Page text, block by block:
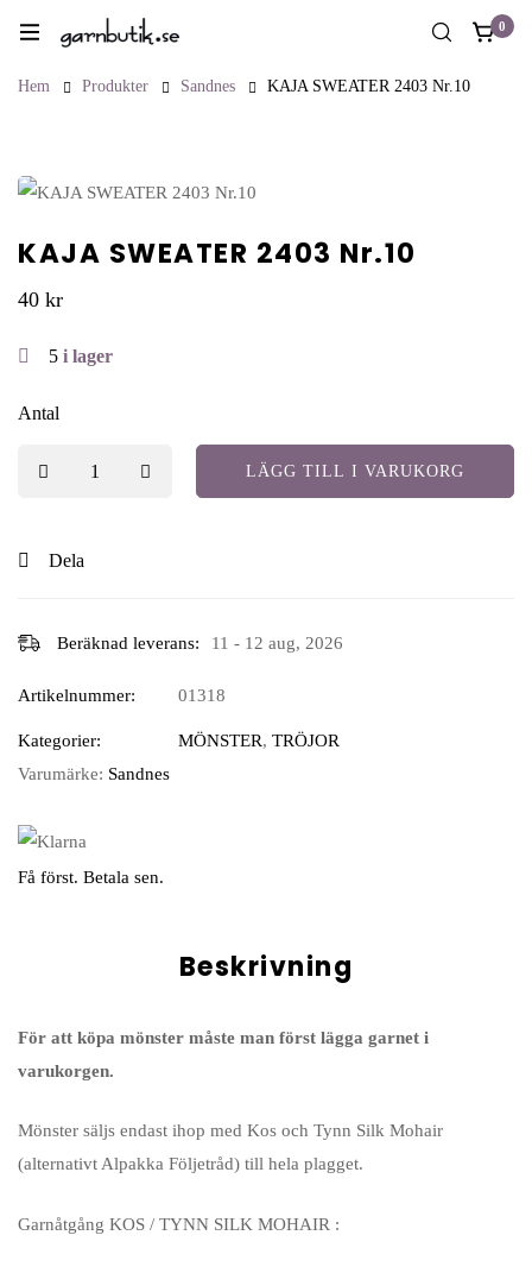
0
Hem Produkter Sandnes KAJA SWEATER 2403 Nr.10
KAJA SWEATER 2403 Nr.10
40 kr
5 i lager
Antal
LÄGG TILL I VARUKORG
Dela
Beräknad leverans: 11 - 12 aug, 2026
Artikelnummer: 01318
Kategorier: MÖNSTER, TRÖJOR
Varumärke: Sandnes
Få först. Betala sen.
Beskrivning
För att köpa mönster måste man först lägga garnet i
varukorgen.
Mönster säljs endast ihop med Kos och Tynn Silk Mohair
(alternativt Alpakka Följetråd) till hela plagget.
Garnåtgång KOS / TYNN SILK MOHAIR :